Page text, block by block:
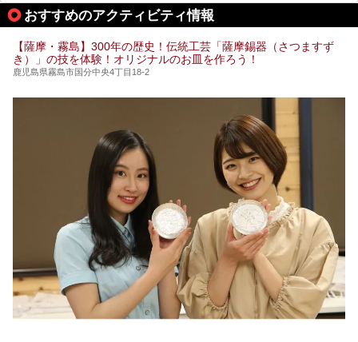
乗り込みましたが、今回もオープン前日から初日にかけて現
地訪問。リニューアルした浴室・最新情報を中心に、以前と
の相違点や注意事項などを詳細レビューします。
おすすめのアクティビティ情報
【薩摩・霧島】300年の歴史！伝統工芸「薩摩錫器（さつますず
き）」の技を体験！オリジナルのお皿を作ろう！
鹿児島県霧島市国分中央4丁目18-2